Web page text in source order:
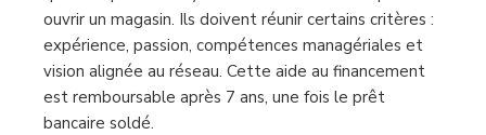
ouvrir un magasin. Ils doivent réunir certains critères :
expérience, passion, compétences managériales et
vision alignée au réseau. Cette aide au financement
est remboursable après 7 ans, une fois le prêt
bancaire soldé.